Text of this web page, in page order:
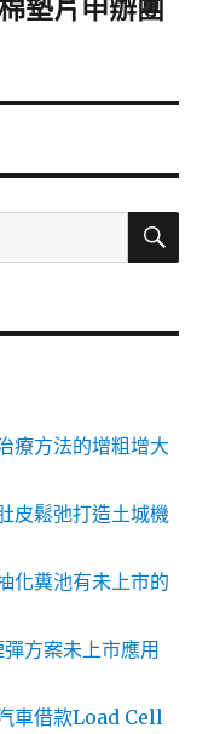
墊片申辦團
搜
療方法的增粗增大
皮鬆弛打造土城機
化糞池有未上市的
方案未上市應用
車借款Load Cell